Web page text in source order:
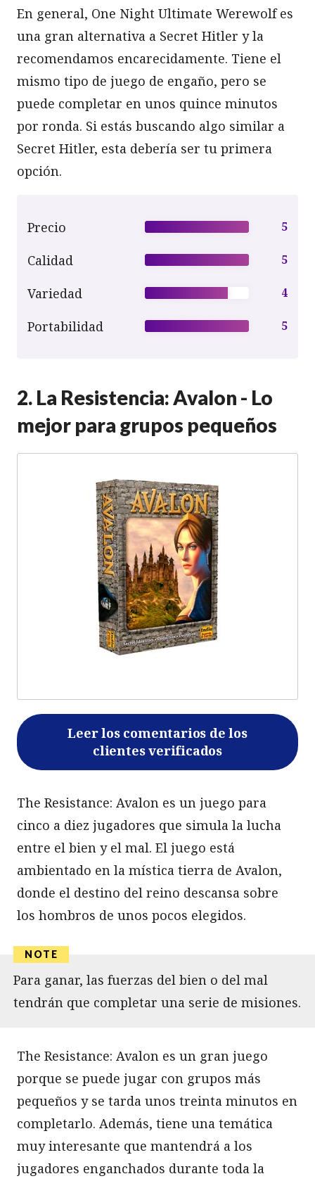
En general, One Night Ultimate Werewolf es
una gran alternativa a Secret Hitler y la
recomendamos encarecidamente. Tiene el
mismo tipo de juego de engaño, pero se
puede completar en unos quince minutos
por ronda. Si estás buscando algo similar a
Secret Hitler, esta debería ser tu primera
opción.
Precio 5
Calidad 5
Variedad 4
Portabilidad 5
2. La Resistencia: Avalon - Lo
mejor para grupos pequeños
Leer los comentarios de los
clientes verificados
The Resistance: Avalon es un juego para
cinco a diez jugadores que simula la lucha
entre el bien y el mal. El juego está
ambientado en la mística tierra de Avalon,
donde el destino del reino descansa sobre
los hombros de unos pocos elegidos.
Para ganar, las fuerzas del bien o del mal
tendrán que completar una serie de misiones.
The Resistance: Avalon es un gran juego
porque se puede jugar con grupos más
pequeños y se tarda unos treinta minutos en
completarlo. Además, tiene una temática
muy interesante que mantendrá a los
jugadores enganchados durante toda la